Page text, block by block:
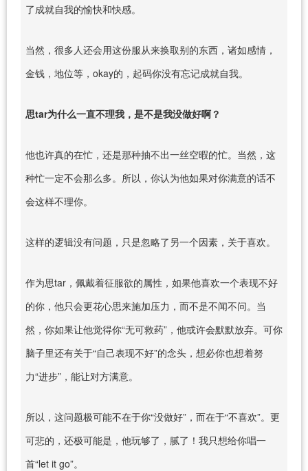
了成就自我的愉快和快感。
当然，很多人还会用这份服从来换取别的东西，诸如感情，
金钱，地位等，okay的，起码你没有忘记成就自我。
思tar为什么一直不理我，是不是我没做好啊？
他也许真的在忙，还是那种抽不出一丝空暇的忙。当然，这
种忙一定不会那么多。所以，你认为他如果对你满意的话不
会这样不理你。
这样的逻辑没有问题，只是忽略了另一个因素，关于喜欢。
作为思tar，佩戴着征服欲的属性，如果他喜欢一个表现不好
的你，他只会更花心思来施加压力，而不是不闻不问。当
然，你如果让他觉得你“无可救药”，他或许会默默放弃。可你
脑子里还有关于“自己表现不好”的念头，想必你也想着努
力“进步”，能让对方满意。
所以，这问题极可能不在于你“没做好”，而在于“不喜欢”。更
可悲的，还极可能是，他玩够了，腻了！我只想给你唱一
首“let it go”。